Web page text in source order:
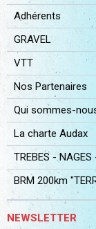
Adhérents
GRAVEL
VTT
Nos Partenaires
Qui sommes-
La charte Audax
TREBES - NAGES
BRM 200km
NEWSLETTER